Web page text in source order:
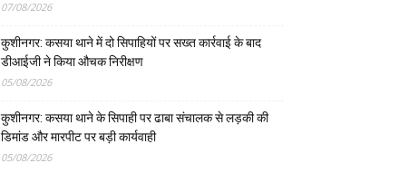
07/08/2026
कुशीनगर: कसया थाने में दो सिपाहियों पर सख्त कार्रवाई के बाद
डीआईजी ने किया औचक निरीक्षण
05/08/2026
कुशीनगर: कसया थाने के सिपाही पर ढाबा संचालक से लड़की की
डिमांड और मारपीट पर बड़ी कार्यवाही
05/08/2026